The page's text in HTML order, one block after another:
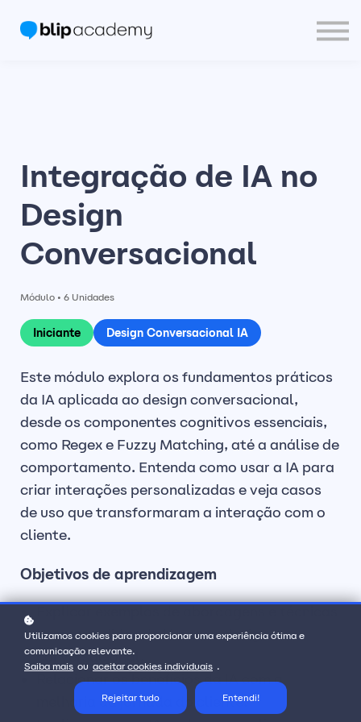
Integração de IA no
Design
Conversacional
Módulo • 6 Unidades
Iniciante Design Conversacional IA
Este módulo explora os fundamentos práticos
da IA aplicada ao design conversacional,
desde os componentes cognitivos essenciais,
como Regex e Fuzzy Matching, até a análise de
comportamento. Entenda como usar a IA para
criar interações personalizadas e veja casos
de uso que transformaram a interação com o
cliente.
Objetivos de aprendizagem
bem-sucedidas de IA com o design
conversacional.
Relacionar os benefícios da IA com a
melhoria da jornada do cliente.
Utilizamos cookies para proporcionar uma experiência ótima e
comunicação relevante.
Saiba mais ou aceitar cookies individuais .
Rejeitar tudo Entendi!